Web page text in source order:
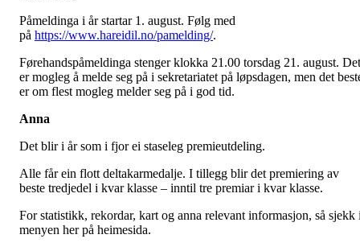
Påmeldinga i år startar 1. august. Følg med
på https://www.hareidil.no/pamelding/.
Førehandspåmeldinga stenger klokka 21.00 torsdag 21. august. Det
er mogleg å melde seg på i sekretariatet på løpsdagen, men det
er om flest mogleg melder seg på i god tid.
Anna
Det blir i år som i fjor ei staseleg premieutdeling.
Alle får ein flott deltakarmedalje. I tillegg blir det premiering av
beste tredjedel i kvar klasse – inntil tre premiar i kvar klasse.
For statistikk, rekordar, kart og anna relevant informasjon, så sjekk
menyen her på heimesida.